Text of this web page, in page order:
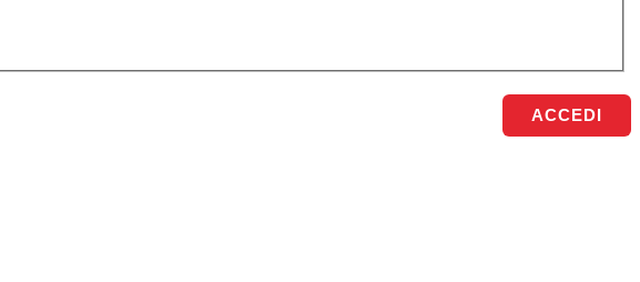
ACCEDI